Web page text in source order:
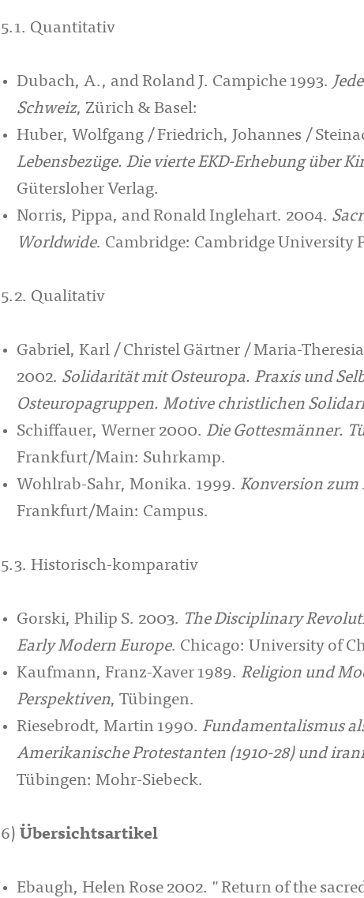
5.1. Quantitativ
Dubach, A., and Roland J. Campiche 1993.
Schweiz, Zürich & Basel:
Huber, Wolfgang / Friedrich, Johannes /
Lebensbezüge. Die vierte EKD-Erhebung über
Gütersloher Verlag.
Norris, Pippa, and Ronald Inglehart. 2004.
Worldwide. Cambridge: Cambridge University
5.2. Qualitativ
Gabriel, Karl / Christel Gärtner / Maria-
2002. Solidarität mit Osteuropa. Praxis und
Osteuropagruppen. Motive christlichen
Schiffauer, Werner 2000. Die Gottesmänner.
Frankfurt/Main: Suhrkamp.
Wohlrab-Sahr, Monika. 1999. Konversion zum
Frankfurt/Main: Campus.
5.3. Historisch-komparativ
Gorski, Philip S. 2003. The Disciplinary
Early Modern Europe. Chicago: University of
Kaufmann, Franz-Xaver 1989. Religion und
Perspektiven, Tübingen.
Riesebrodt, Martin 1990. Fundamentalismus
Amerikanische Protestanten (1910-28) und
Tübingen: Mohr-Siebeck.
6) Übersichtsartikel
Ebaugh, Helen Rose 2002. "Return of the